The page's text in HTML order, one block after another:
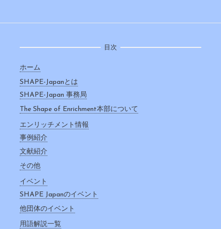
目次
ホーム
SHAPE-Japanとは
SHAPE-Japan 事務局
The Shape of Enrichment本部について
エンリッチメント情報
事例紹介
文献紹介
その他
イベント
SHAPE Japanのイベント
他団体のイベント
用語解説一覧